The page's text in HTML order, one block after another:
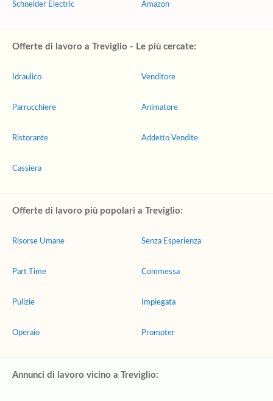
Schneider Electric Amazon
Offerte di lavoro a Treviglio - Le più cercate:
Idraulico
Parrucchiere
Ristorante
Cassiera
Venditore
Animatore
Addetto Vendite
Offerte di lavoro più popolari a Treviglio:
Risorse Umane
Part Time
Pulizie
Operaio
Senza Esperienza
Commessa
Impiegata
Promoter
Annunci di lavoro vicino a Treviglio: